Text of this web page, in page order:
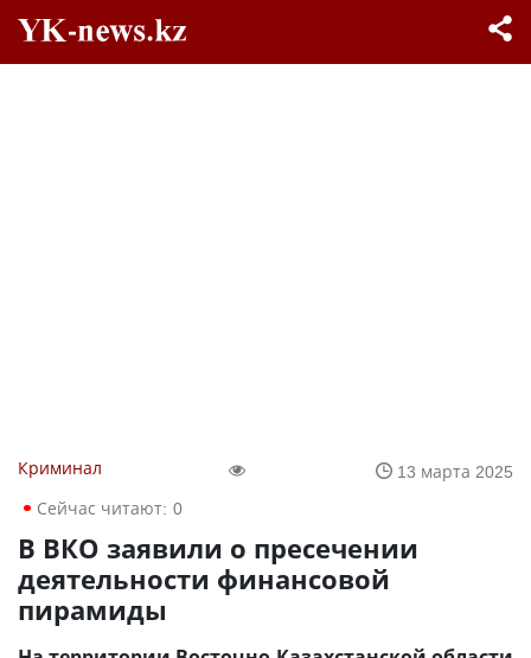
Криминал
13 марта 2025
Сейчас читают: 0
В ВКО заявили о пресечении
деятельности финансовой
пирамиды